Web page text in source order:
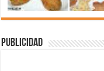
Publicidad